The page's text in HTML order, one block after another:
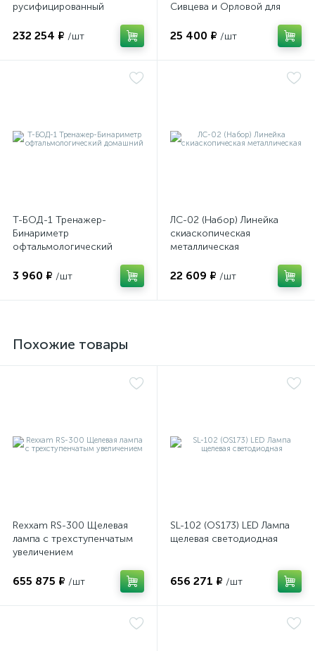
русифицированный
232 254 ₽ /шт
Сивцева и Орловой для
очков
25 400 ₽ /шт
Т-БОД-1 Тренажер-
Бинариметр
офтальмологический
3 960 ₽ /шт
ЛС-02 (Набор) Линейка
скиаскопическая
металлическая
22 609 ₽ /шт
Похожие товары
Rexxam RS-300 Щелевая
лампа с трехступенчатым
увеличением
655 875 ₽ /шт
SL-102 (OS173) LED Лампа
щелевая светодиодная
656 271 ₽ /шт